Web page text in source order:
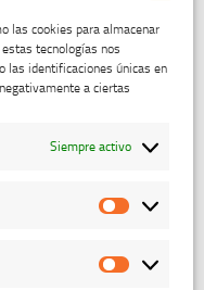
las cookies para almacenar
tecnologías nos
las identificaciones únicas en
a ciertas
Siempre activo
Marketing